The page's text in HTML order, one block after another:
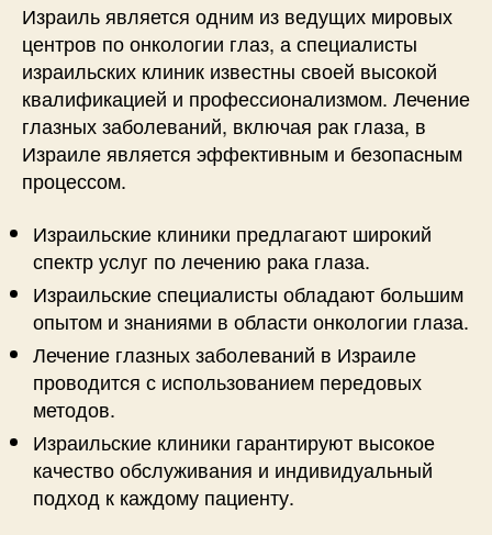
Израиль является одним из ведущих мировых
центров по онкологии глаз, а специалисты
израильских клиник известны своей высокой
квалификацией и профессионализмом. Лечение
глазных заболеваний, включая рак глаза, в
Израиле является эффективным и безопасным
процессом.
Израильские клиники предлагают широкий
спектр услуг по лечению рака глаза.
Израильские специалисты обладают большим
опытом и знаниями в области онкологии глаза.
Лечение глазных заболеваний в Израиле
проводится с использованием передовых
методов.
Израильские клиники гарантируют высокое
качество обслуживания и индивидуальный
подход к каждому пациенту.